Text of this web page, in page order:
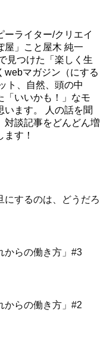
ーライター/クリエイ
屋」こと屋木 純一
見つけた「楽しく生
webマガジン（にする
ト、自然、頭の中
「いいかも！」なモ
います。 人の話を聞
対談記事をどんどん増
す！
にするのは、どうだろ
からの働き方」#3
からの働き方」#2